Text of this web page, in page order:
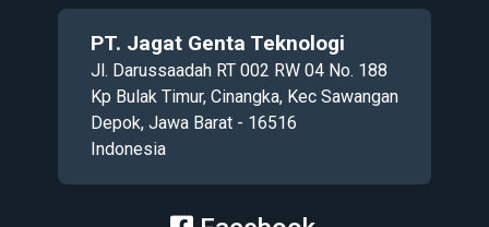
PT. Jagat Genta Teknologi
Jl. Darussaadah RT 002 RW 04 No. 188
Kp Bulak Timur, Cinangka, Kec Sawangan
Depok, Jawa Barat - 16516
Indonesia